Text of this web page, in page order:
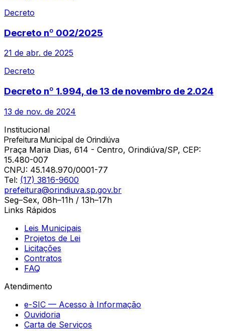
Decreto
Decreto nº 002/2025
21 de abr. de 2025
Decreto
Decreto nº 1.994, de 13 de novembro de 2.024
13 de nov. de 2024
Institucional
Prefeitura Municipal de Orindiúva
Praça Maria Dias, 614 - Centro, Orindiúva/SP, CEP:
15.480-007
CNPJ: 45.148.970/0001-77
Tel: (17) 3816-9600
prefeitura@orindiuva.sp.gov.br
Seg–Sex, 08h–11h / 13h–17h
Links Rápidos
Leis Municipais
Projetos de Lei
Licitações
Contratos
FAQ
Atendimento
e-SIC — Acesso à Informação
Ouvidoria
Carta de Serviços